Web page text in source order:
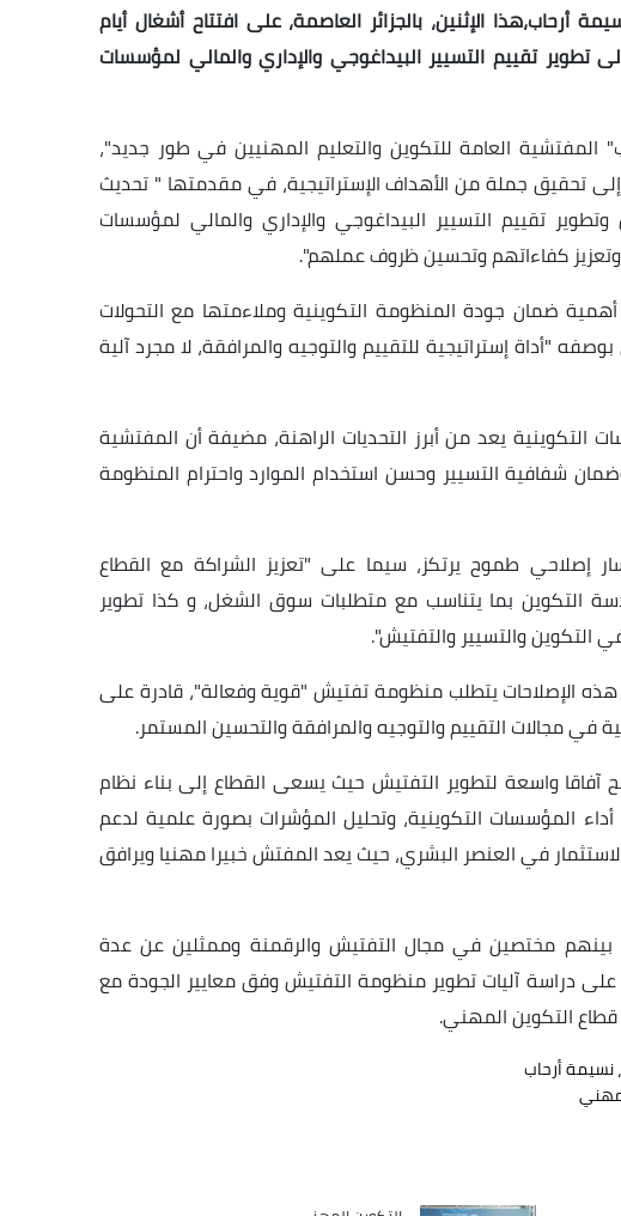
أرحاب،هذا الإثنين، بالجزائر العاصمة، على افتتاح أشغال أيام
تقييم التسيير البيداغوجي والإداري والمالي لمؤسسات
العامة للتكوين والتعليم المهنيين في طور جديد"،
إلى تحقيق جملة من الأهداف الإستراتيجية، في مقدمتها " تحديث
تقييم التسيير البيداغوجي والإداري والمالي لمؤسسات
كفاءاتهم وتحسين ظروف عملهم".
ضمان جودة المنظومة التكوينية وملاءمتها مع التحولات
"أداة إستراتيجية للتقييم والتوجيه والمرافقة، لا مجرد آلية
التكوينية يعد من أبرز التحديات الراهنة، مضيفة أن المفتشية
شفافية التسيير وحسن استخدام الموارد واحترام المنظومة
إصلاحي طموح يرتكز، سيما على "تعزيز الشراكة مع القطاع
التكوين بما يتناسب مع متطلبات سوق الشغل، و كذا تطوير
التكوين والتسيير والتفتيش".
الإصلاحات يتطلب منظومة تفتيش "قوية وفعالة"، قادرة على
في مجالات التقييم والتوجيه والمرافقة والتحسين المستمر.
آفاقا واسعة لتطوير التفتيش حيث يسعى القطاع إلى بناء نظام
المؤسسات التكوينية، وتحليل المؤشرات بصورة علمية لدعم
في العنصر البشري، حيث يعد المفتش خبيرا مهنيا ويرافق
بينهم مختصين في مجال التفتيش والرقمنة وممثلين عن عدة
دراسة آليات تطوير منظومة التفتيش وفق معايير الجودة مع
التكوين المهني.
نسيمة أرحاب